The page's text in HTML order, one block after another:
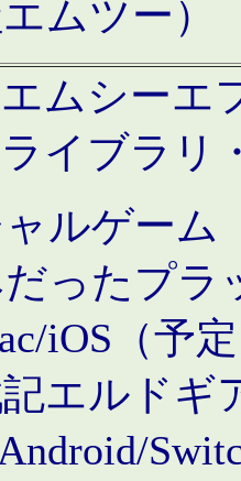
ムツー）
ムシーエ
イブラリ
ルゲーム
ったプラ
iOS（予
エルドギ
Android/